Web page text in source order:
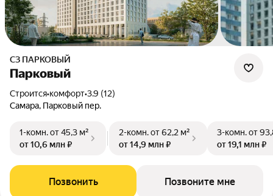
СЗ ПАРКОВЫЙ
Парковый
Строится•комфорт•3.9 (12)
Самара, Парковый пер.
1-комн.от 45,3 м²
от 10,6 млн ₽
2-комн.от 62,2 м²
от 14,9 млн ₽
3-комн.от
от 19,1 млн ₽
Позвонить Позвоните мне